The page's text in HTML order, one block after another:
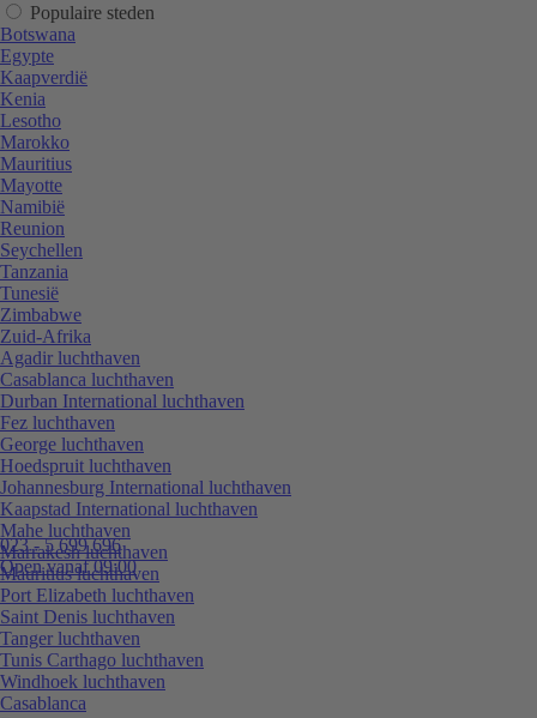
023 - 5 699 696
Open vanaf 09:00
Populaire steden
Botswana
Egypte
Kaapverdië
Kenia
Lesotho
Marokko
Mauritius
Mayotte
Namibië
Reunion
Seychellen
Tanzania
Tunesië
Zimbabwe
Zuid-Afrika
Agadir luchthaven
Casablanca luchthaven
Durban International luchthaven
Fez luchthaven
George luchthaven
Hoedspruit luchthaven
Johannesburg International luchthaven
Kaapstad International luchthaven
Mahe luchthaven
Marrakesh luchthaven
Mauritius luchthaven
Port Elizabeth luchthaven
Saint Denis luchthaven
Tanger luchthaven
Tunis Carthago luchthaven
Windhoek luchthaven
Casablanca